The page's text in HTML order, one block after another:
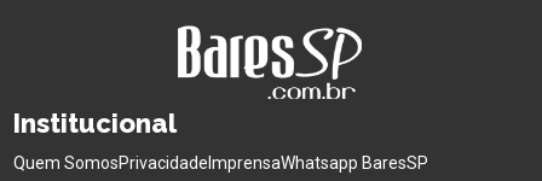
Institucional
Quem SomosPrivacidade ImprensaWhatsapp BaresSP